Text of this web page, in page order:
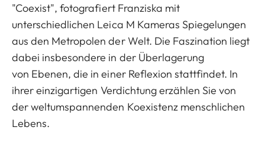
"Coexist", fotografiert Franziska mit
unterschiedlichen Leica M Kameras Spiegelungen
aus den Metropolen der Welt. Die Faszination liegt
dabei insbesondere in der Überlagerung
von Ebenen, die in einer Reflexion stattfindet. In
ihrer einzigartigen Verdichtung erzählen Sie von
der weltumspannenden Koexistenz menschlichen
Lebens.